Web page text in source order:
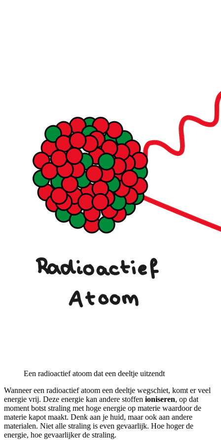
Een radioactief atoom dat een deeltje uitzendt
Wanneer een radioactief atoom een deeltje wegschiet, komt er veel
energie vrij. Deze energie kan andere stoffen ioniseren, op dat
moment botst straling met hoge energie op materie waardoor de
materie kapot maakt. Denk aan je huid, maar ook aan andere
materialen. Niet alle straling is even gevaarlijk. Hoe hoger de
energie, hoe gevaarlijker de straling.